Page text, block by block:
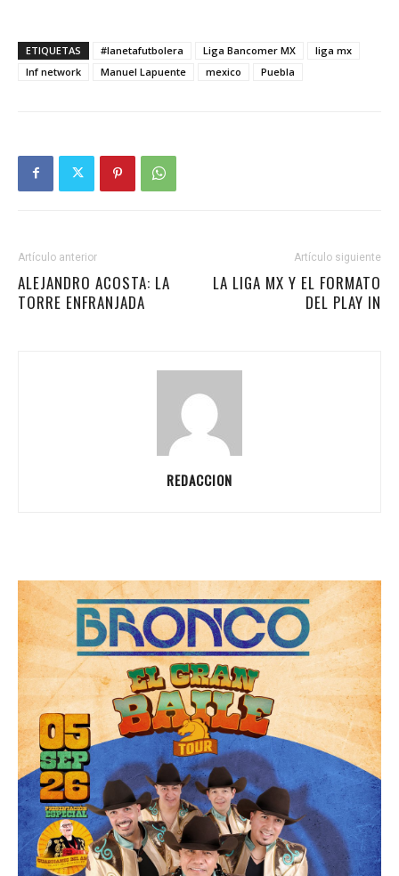
ETIQUETAS #lanetafutbolera Liga Bancomer MX
liga mx
lnf network
Manuel Lapuente mexico Puebla
Artículo anterior
ALEJANDRO ACOSTA: LA
TORRE ENFRANJADA
Artículo siguiente
LA LIGA MX Y EL FORMATO
DEL PLAY IN
REDACCION